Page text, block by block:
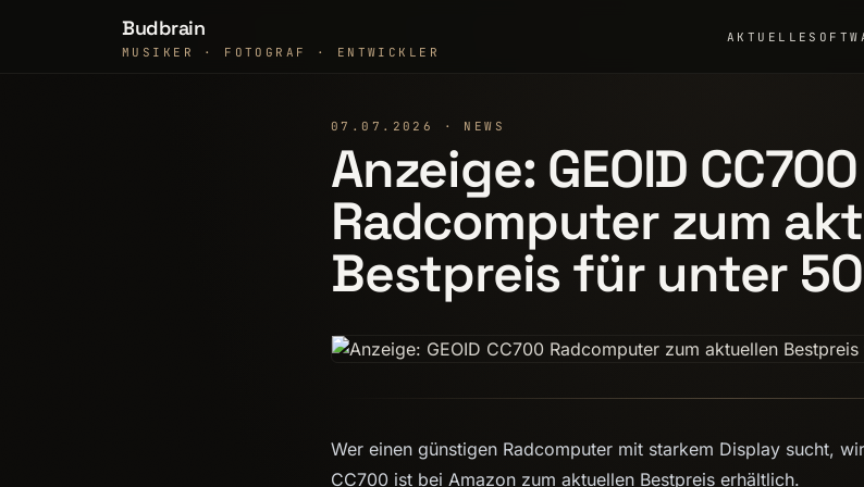
Budbrain
MUSIKER · FOTOGRAF · ENTWICKLER
AKTUELLE
07.07.2026 · NEWS
Anzeige: GEOID CC700
Radcomputer zum
Bestpreis für unter
Wer einen günstigen Radcomputer mit starkem Display sucht,
CC700 ist bei Amazon zum aktuellen Bestpreis erhältlich.